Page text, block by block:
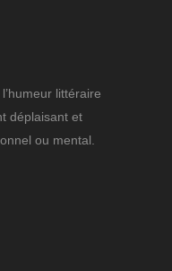
littéraire
déplaisant et
ou mental.